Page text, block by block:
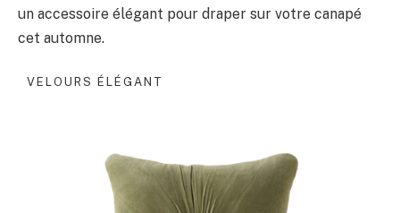
un accessoire élégant pour draper sur votre canapé
cet automne.
VELOURS ÉLÉGANT